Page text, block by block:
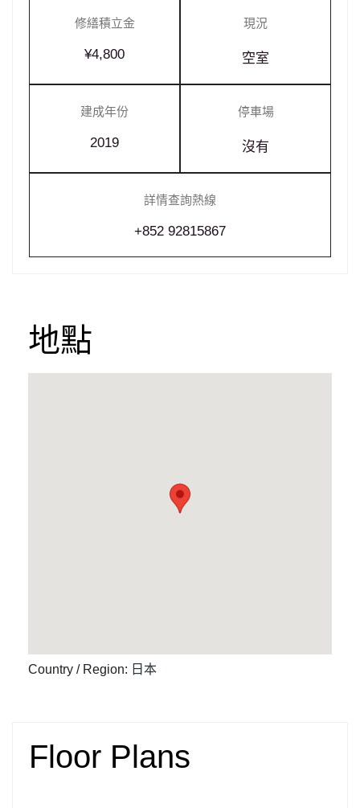
修繕積立金
¥4,800
現況
空室
建成年份
2019
停車場
沒有
詳情查詢熱線
+852 92815867
地點
Country / Region: 日本
Floor Plans